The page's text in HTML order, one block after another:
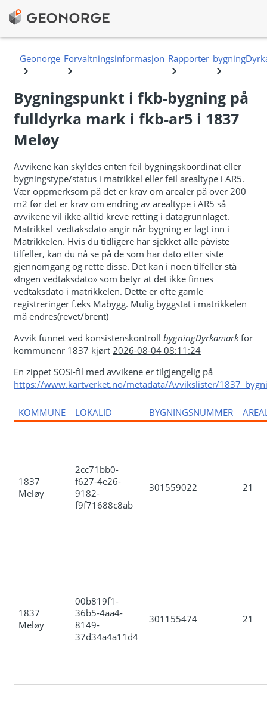
Bygningspunkt i fkb-bygning på
fulldyrka mark i fkb-ar5 i 1837
Meløy
Avvikene kan skyldes enten feil bygningskoordinat eller
bygningstype/status i matrikkel eller feil arealtype i AR5.
Vær oppmerksom på det er krav om arealer på over 200
m2 før det er krav om endring av arealtype i AR5 så
avvikene vil ikke alltid kreve retting i datagrunnlaget.
Matrikkel_vedtaksdato angir når bygning er lagt inn i
Matrikkelen. Hvis du tidligere har sjekket alle påviste
tilfeller, kan du nå se på de som har dato etter siste
gjennomgang og rette disse. Det kan i noen tilfeller stå
«Ingen vedtaksdato» som betyr at det ikke finnes
vedtaksdato i matrikkelen. Dette er ofte gamle
registreringer f.eks Mabygg. Mulig byggstat i matrikkelen
må endres(revet/brent)
Avvik funnet ved konsistenskontroll bygningDyrkamarkfor
kommunenr 1837 kjørt 2026-08-04 08:11:24
En zippet SOSI-fil med avvikene er tilgjengelig på
https://www.kartverket.no/metadata/Avvikslister/
KOMMUNE LOKALID BYGNINGSNUMMER
1837
Meløy
2cc71bb0-
f627-4e26-
9182-
f9f71688c8ab
301559022 21
1837
Meløy
00b819f1-
36b5-4aa4-
8149-
37d34a4a11d4
301155474 21